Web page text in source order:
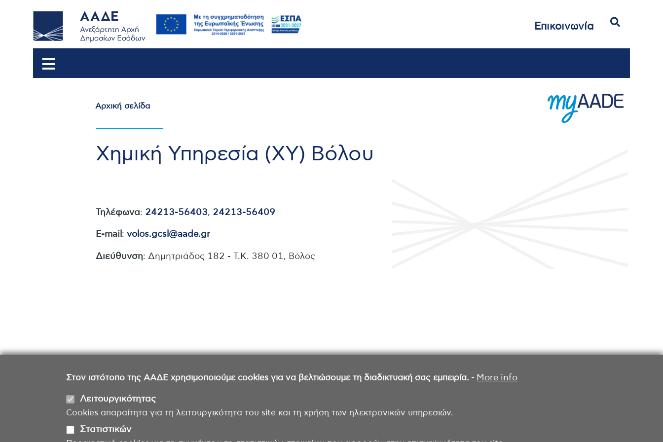
Στον ιστότοπο της ΑΑΔΕ χρησιμοποιούμε cookies για να βελτιώσουμε τη διαδικτυακή σας εμπειρία. - More info
Λειτουργικότητας
Cookies απαραίτητα για τη λειτουργικότητα του site και τη χρήση των ηλεκτρονικών υπηρεσιών.
Στατιστικών
Επικοινωνία
Αρχική σελίδα
Χημική Υπηρεσία (ΧΥ) Βόλου
Τηλέφωνα: 24213-56403, 24213-56409
E-mail :volos.gcsl@aade.gr
Διεύθυνση: Δημητριάδος 182 - Τ.Κ. 380 01, Βόλος